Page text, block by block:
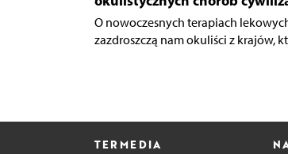
O nowoczesnych terapiach
zazdroszczą nam okuliści z krajów,
TERMEDIA